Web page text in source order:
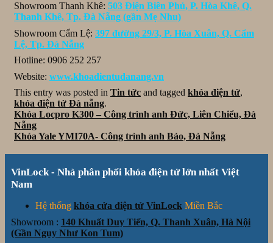
Showroom Thanh Khê: 503 Điện Biên Phủ, P. Hòa Khê, Q.
Thanh Khê, Tp. Đà Nẵng (gần Mẹ Nhu)
Showroom Cẩm Lệ: 397 đường 29/3, P. Hòa Xuân, Q. Cẩm
Lệ, Tp. Đà Nẵng
Hotline: 0906 252 257
Website: www.khoadientudanang.vn
This entry was posted in Tin tức and tagged khóa điện tử,
khóa điện tử Đà nẵng.
Khóa Locpro K300 – Công trình anh Đức, Liên Chiểu, Đà
Nẵng
Khóa Yale YMI70A- Công trình anh Bảo, Đà Nẵng
VinLock - Nhà phân phối khóa điện tử lớn nhất Việt
Nam
Hệ thống khóa cửa điện tử VinLock Miền Bắc
Showroom : 140 Khuất Duy Tiến, Q. Thanh Xuân, Hà Nội
(Gần Ngụy Như Kon Tum)